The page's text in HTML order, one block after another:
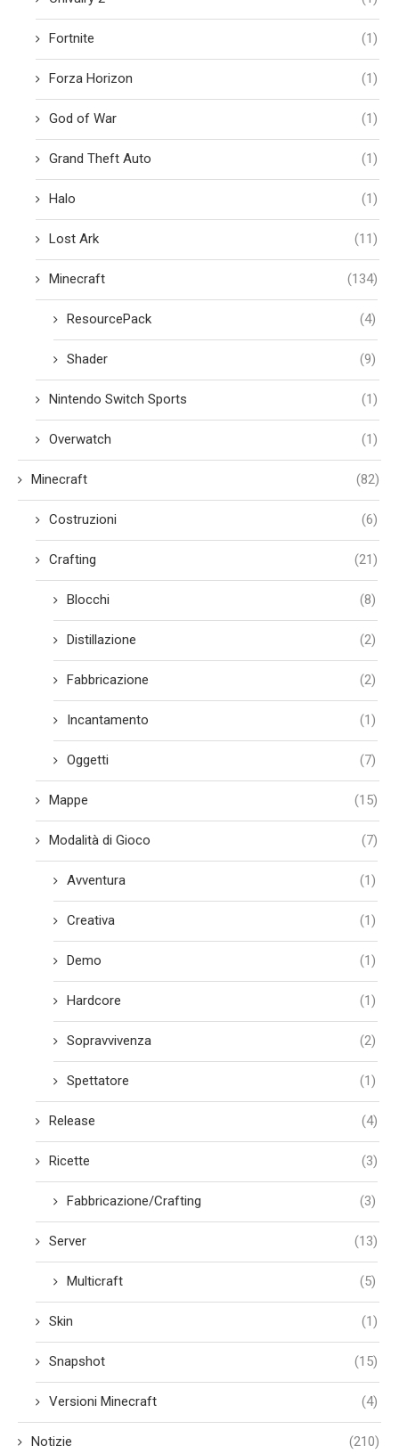
Fortnite (1)
Forza Horizon (1)
God of War (1)
Grand Theft Auto (1)
Halo (1)
Lost Ark (11)
Minecraft (134)
ResourcePack (4)
Shader (9)
Nintendo Switch Sports (1)
Overwatch (1)
Minecraft (82)
Costruzioni (6)
Crafting (21)
Blocchi (8)
Distillazione (2)
Fabbricazione (2)
Incantamento (1)
Oggetti (7)
Mappe (15)
Modalità di Gioco (7)
Avventura (1)
Creativa (1)
Demo (1)
Hardcore (1)
Sopravvivenza (2)
Spettatore (1)
Release (4)
Ricette (3)
Fabbricazione/Crafting (3)
Server (13)
Multicraft (5)
Skin (1)
Snapshot (15)
Versioni Minecraft (4)
Notizie (210)